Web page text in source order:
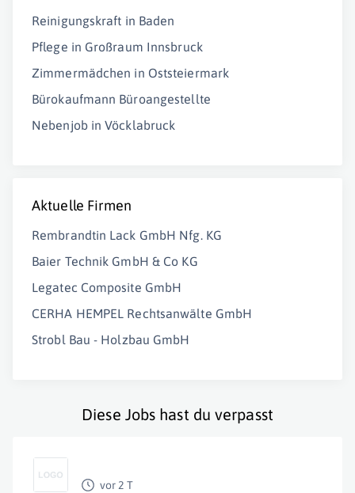
Reinigungskraft in Baden
Pflege in Großraum Innsbruck
Zimmermädchen in Oststeiermark
Bürokaufmann Büroangestellte
Nebenjob in Vöcklabruck
Aktuelle Firmen
Rembrandtin Lack GmbH Nfg. KG
Baier Technik GmbH & Co KG
Legatec Composite GmbH
CERHA HEMPEL Rechtsanwälte GmbH
Strobl Bau - Holzbau GmbH
Diese Jobs hast du verpasst
vor 2 T